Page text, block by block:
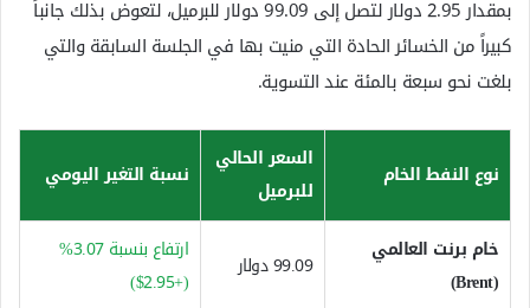
بمقدار 2.95 دولار لتصل إلى 99.09 دولار للبرميل، لتعوض بذلك جانباً
كبيراً من الخسائر الحادة التي منيت بها في الجلسة السابقة والتي
بلغت نحو سبعة بالمئة عند التسوية.
نوع النفط الخام
السعر الحالي
للبرميل
نسبة التغير اليومي
خام برنت العالمي
(Brent)
99.09 دولار
ارتفاع بنسبة 3.07%
(+2.95$)